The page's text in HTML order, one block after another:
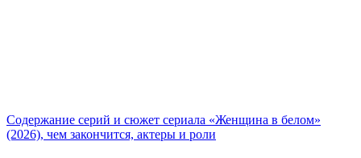
Содержание серий и сюжет сериала «Женщина в белом»
(2026), чем закончится, актеры и роли